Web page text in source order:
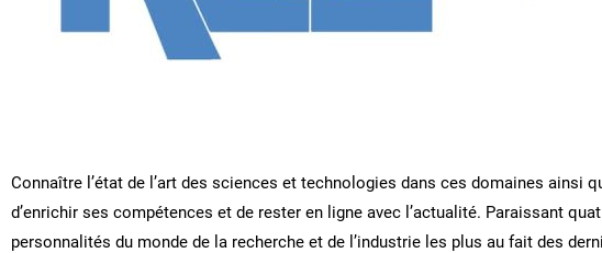
Connaître l’état de l’art des sciences et technologies dans ces domaines
d’enrichir ses compétences et de rester en ligne avec l’actualité. Paraissant
personnalités du monde de la recherche et de l’industrie les plus au fait des